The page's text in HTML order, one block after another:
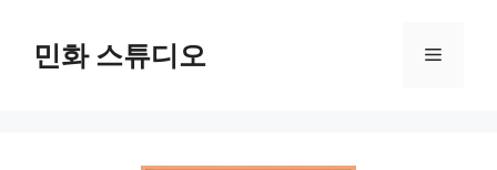
민화 스튜디오 메